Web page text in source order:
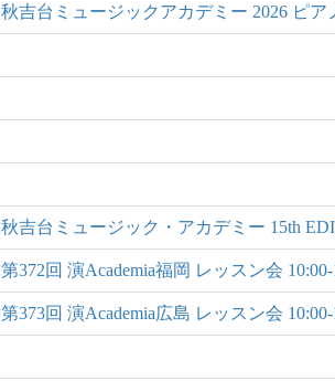
秋吉台ミュージックアカデミー 2026 ピア
秋吉台ミュージック・アカデミー 15th
第372回 演Academia福岡 レッスン会 10:00-
第373回 演Academia広島 レッスン会 10:00-